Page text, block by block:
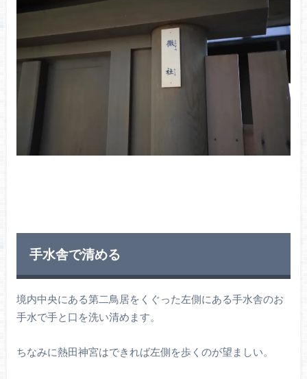
手水舎で清める
境内中央にある第二鳥居をくぐった左側にある手水舎のお
手水で手と口を洗い清めます。
ちなみに熱田神宮はできれば左側を歩くのが望ましい。